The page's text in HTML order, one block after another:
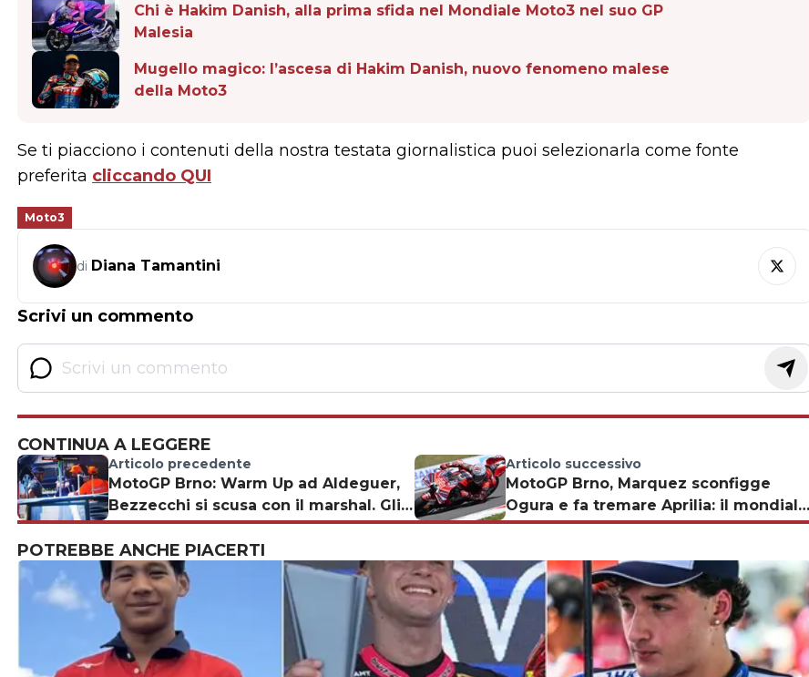
Chi è Hakim Danish, alla prima sfida nel Mondiale Moto3 nel suo GP
Malesia
Mugello magico: l’ascesa di Hakim Danish, nuovo fenomeno malese
della Moto3
Se ti piacciono i contenuti della nostra testata giornalistica puoi selezionarla come fonte
preferita cliccando QUI
Moto3
di Diana Tamantini
Scrivi un commento
CONTINUA A LEGGERE
Articolo precedente
MotoGP Brno: Warm Up ad Aldeguer,
Bezzecchi si scusa con il marshal. Gli
orari TV di oggi
Articolo successivo
MotoGP Brno, Marquez sconfigge
Ogura e fa tremare Aprilia: il mondiale
è apertissimo
POTREBBE ANCHE PIACERTI